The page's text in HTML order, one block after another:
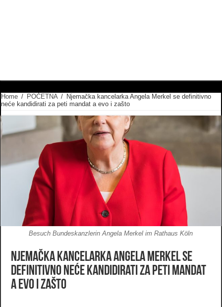
Home / POČETNA / Njemačka kancelarka Angela Merkel se definitivno
neće kandidirati za peti mandat a evo i zašto
Besuch Bundeskanzlerin Angela Merkel im Rathaus Köln
Njemačka kancelarka Angela Merkel se
definitivno neće kandidirati za peti mandat
a evo i zašto